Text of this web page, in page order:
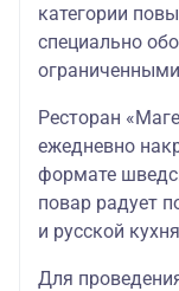
категории
специально
Ресторан
ежедневно
формате
повар радует
и русской
Для